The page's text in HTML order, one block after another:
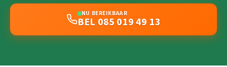
NU BEREIKBAAR
BEL 085 019 49 13